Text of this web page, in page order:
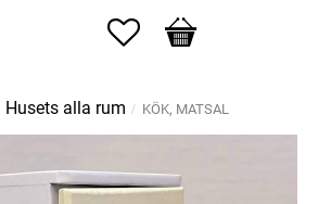
Favoriter
Kundvagn
Husets alla rum KÖK, MATSAL